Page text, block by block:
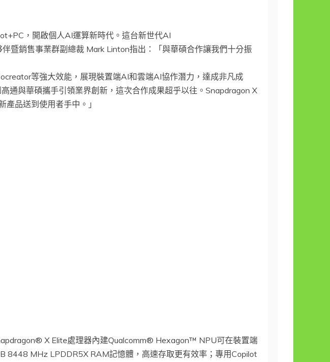
，開啟個人AI運算新時代。這台新世代AI
暨銷售事業群副總裁 Mark Linton指出：「與華碩合作讓我們十分振
等強大效能，展現裝置端AI和雲端AI協作潛力，達成非凡成
通與華碩攜手引領業界創新，這次合作成果超乎以往。Snapdragon X
品送到使用者手中。」
X Elite處理器內建Qualcomm® Hexagon™ NPU可在裝置端
8448 MHz LPDDR5X RAM記憶體，高速存取更有效率；專用Copilot